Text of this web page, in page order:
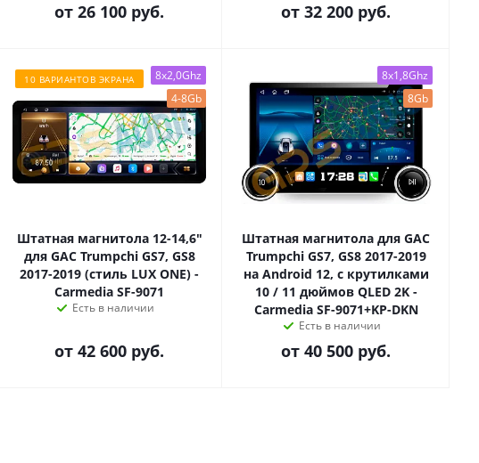
от 26 100 руб. от 32 200 руб.
10 ВАРИАНТОВ ЭКРАНА
8x2,0Ghz
4-8Gb
Штатная магнитола 12-14,6"
для GAC Trumpchi GS7, GS8
2017-2019 (стиль LUX ONE) -
Carmedia SF-9071
Есть в наличии
от 42 600 руб.
8x1,8Ghz
8Gb
Штатная магнитола для GAC
Trumpchi GS7, GS8 2017-2019
на Android 12, с крутилками
10 / 11 дюймов QLED 2K -
Carmedia SF-9071+KP-DKN
Есть в наличии
от 40 500 руб.